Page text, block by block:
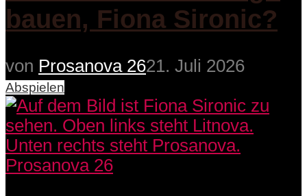
bauen, Fiona Sironic?
von Prosanova 2621. Juli 2026
Abspielen
Prosanova 26